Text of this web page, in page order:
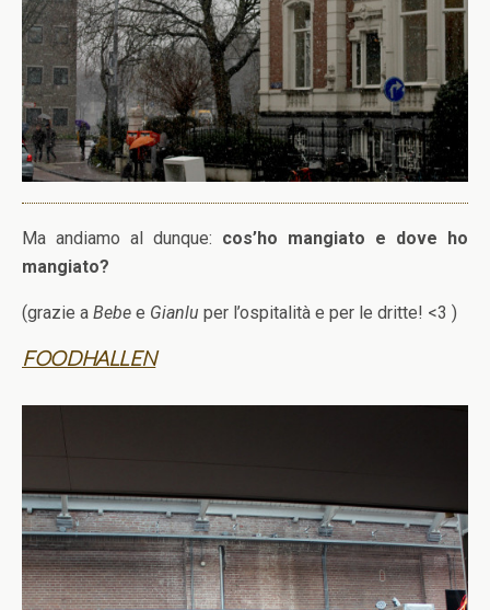
Ma andiamo al dunque: cos’ho mangiato e dove ho
mangiato?
(grazie a Bebe e Gianlu per l’ospitalità e per le dritte! <3 )
FOODHALLEN